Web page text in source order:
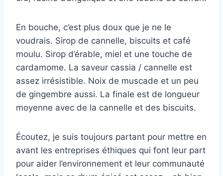
En bouche, c’est plus doux que je ne le
voudrais. Sirop de cannelle, biscuits et café
moulu. Sirop d’érable, miel et une touche de
cardamome. La saveur cassia / cannelle est
assez irrésistible. Noix de muscade et un peu
de gingembre aussi. La finale est de longueur
moyenne avec de la cannelle et des biscuits.
Écoutez, je suis toujours partant pour mettre en
avant les entreprises éthiques qui font leur part
pour aider l’environnement et leur communauté